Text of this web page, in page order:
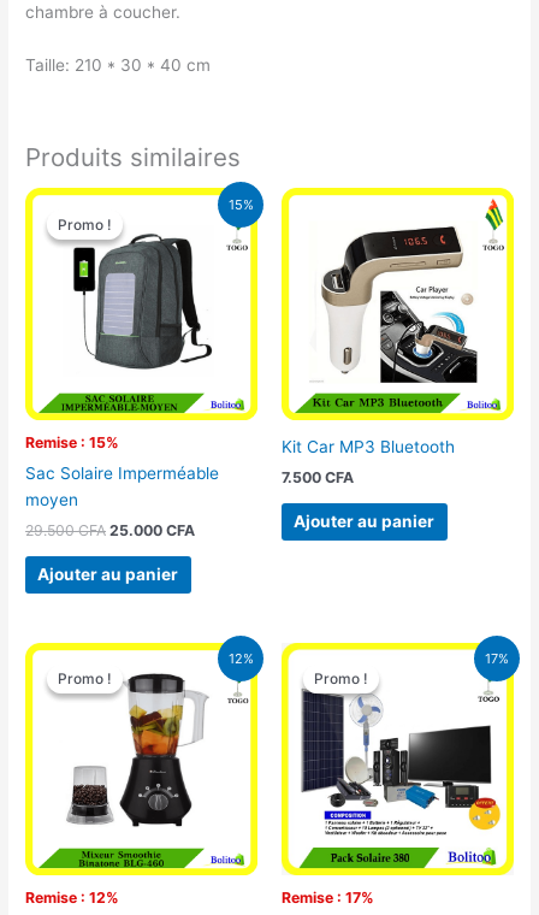
chambre à coucher.
Taille: 210 * 30 * 40 cm
Produits similaires
15%
Promo !
Remise : 15%
Promo !
Sac Solaire Imperméable
moyen
29.500CFA
Le
prix
initial
était :
29.500 CFA.
25.000CFA
Le
prix
actuel
Ajouter au panier
Kit Car MP3 Bluetooth
7.500 CFA
Ajouter au panier
12%
Promo !
Remise : 12%
Promo !
Le
prix
initial
était :
25.000 CFA.
Le
prix
actuel
est :
17%
Promo !
Remise : 17%
Promo !
Le
initial
était :
430.000 CFA.
Le
prix
actuel
est :
355.000